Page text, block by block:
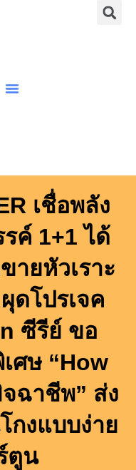
เชื่อพลัง
ค์ 1+1 ได้
ายหัวเราะ
ดโปรเจค
ซีรีย์ ขอ
ศษ “How
ฉาชีพ” ส่ง
กงแบบง่าย
ตูน